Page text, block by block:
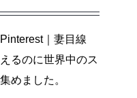
｜妻目線
るのに世界中のス
めました。